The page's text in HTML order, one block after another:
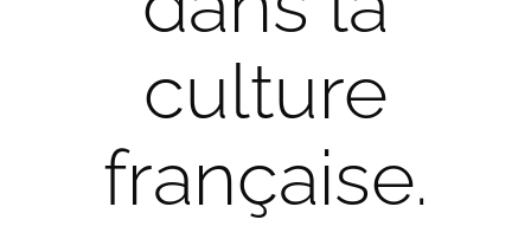
culture
française.